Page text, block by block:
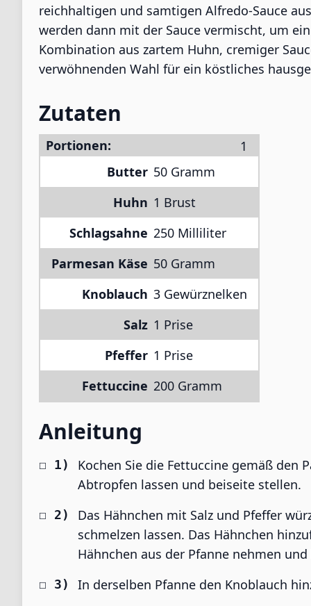
reichhaltigen und samtigen Alfredo-Sauce
werden dann mit der Sauce vermischt, um
Kombination aus zartem Huhn, cremiger
verwöhnenden Wahl für ein köstliches
Zutaten
Portionen:
Butter 50 Gramm
Huhn 1 Brust
Schlagsahne 250 Milliliter
Parmesan Käse 50 Gramm
Knoblauch 3 Gewürznelken
Salz 1 Prise
Pfeffer 1 Prise
Fettuccine 200 Gramm
Anleitung
Kochen Sie die Fettuccine gemäß den
Abtropfen lassen und beiseite stellen.
Das Hähnchen mit Salz und Pfeffer
schmelzen lassen. Das Hähnchen
Hähnchen aus der Pfanne nehmen
In derselben Pfanne den Knoblauch